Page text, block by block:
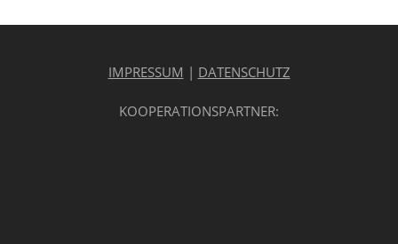
IMPRESSUM | DATENSCHUTZ
KOOPERATIONSPARTNER: